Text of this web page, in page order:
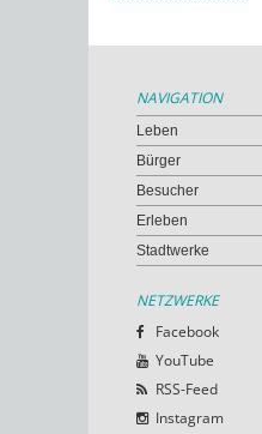
NAVIGATION
Leben
Bürger
Besucher
Erleben
Stadtwerke
NETZWERKE
Facebook
YouTube
RSS-Feed
Instagram